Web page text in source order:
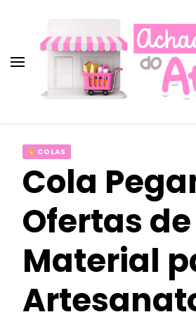
artesãs!
COLAS
Cola
Ofertas de
Material